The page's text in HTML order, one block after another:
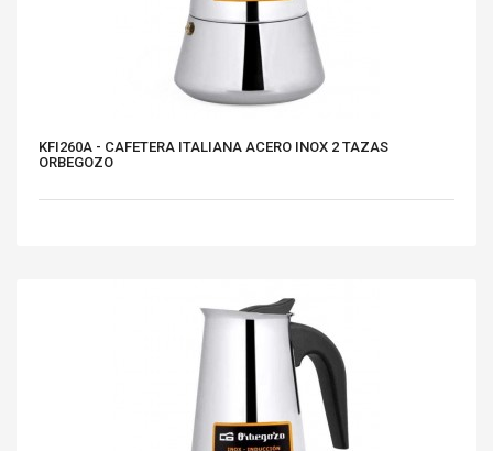
KFI260A - CAFETERA ITALIANA ACERO INOX 2 TAZAS
ORBEGOZO